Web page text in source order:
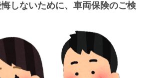
しないために、車両保険のご検